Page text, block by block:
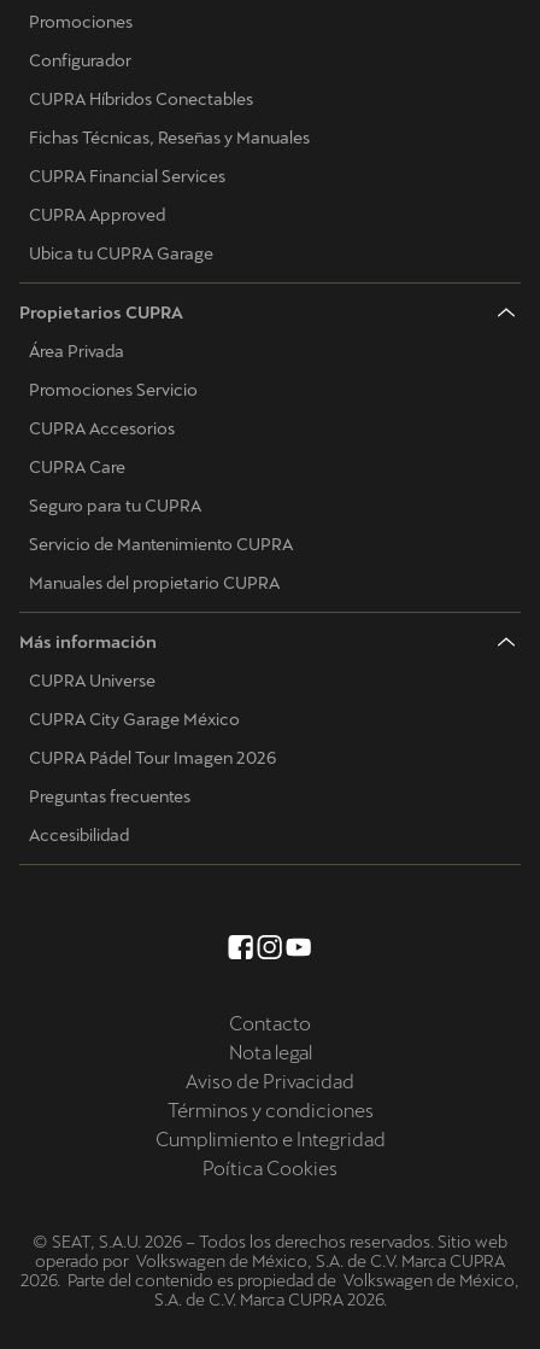
Promociones
Configurador
CUPRA Híbridos Conectables
Fichas Técnicas, Reseñas y Manuales
CUPRA Financial Services
CUPRA Approved
Ubica tu CUPRA Garage
Propietarios CUPRA
Área Privada
Promociones Servicio
CUPRA Accesorios
CUPRA Care
Seguro para tu CUPRA
Servicio de Mantenimiento CUPRA
Manuales del propietario CUPRA
Más información
CUPRA Universe
CUPRA City Garage México
CUPRA Pádel Tour Imagen 2026
Preguntas frecuentes
Accesibilidad
Contacto
Nota legal
Aviso de Privacidad
Términos y condiciones
Cumplimiento e Integridad
Poítica Cookies
© SEAT, S.A.U. 2026 – Todos los derechos reservados. Sitio web
operado por Volkswagen de México, S.A. de C.V. Marca CUPRA
2026. Parte del contenido es propiedad de Volkswagen de México,
S.A. de C.V. Marca CUPRA 2026.